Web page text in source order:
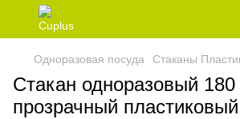
Одноразовая посуда Стаканы
Стакан одноразовый
прозрачный